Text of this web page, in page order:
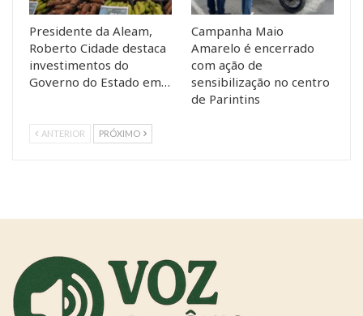
Presidente da Aleam,
Roberto Cidade destaca
investimentos do
Governo do Estado em…
Campanha Maio
Amarelo é encerrado
com ação de
sensibilização no centro
de Parintins
ANTERIOR PRÓXIMO